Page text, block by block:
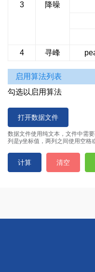
3 降噪
4
寻峰
启用算法列表
勾选以启用算法
打开数据文件
数据文件使用纯文本，文件中需要
列是y坐标值，两列之间使用空格或
计算 清空